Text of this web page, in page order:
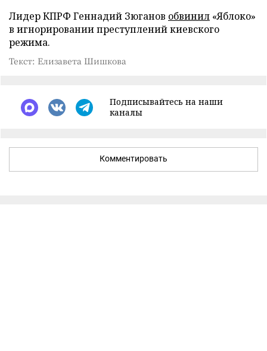
Лидер КПРФ Геннадий Зюганов обвинил «Яблоко»
в игнорировании преступлений киевского
режима.
Текст: Елизавета Шишкова
Подписывайтесь на наши
каналы
Комментировать